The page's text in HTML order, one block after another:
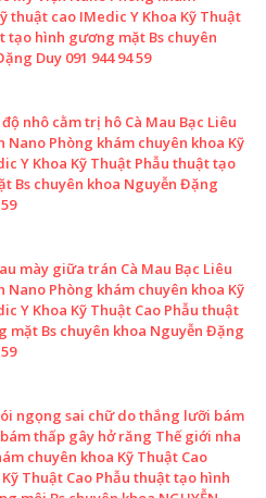
thuật cao IMedic Y Khoa Kỹ Thuật
tạo hình gương mặt Bs chuyên
Duy 091 944 94 59
nhô cằm trị hô Cà Mau Bạc Liêu
Nano Phòng khám chuyên khoa Kỹ
Y Khoa Kỹ Thuật Phẫu thuật tạo
Bs chuyên khoa Nguyễn Đặng
mày giữa trán Cà Mau Bạc Liêu
Nano Phòng khám chuyên khoa Kỹ
Y Khoa Kỹ Thuật Cao Phẫu thuật
mặt Bs chuyên khoa Nguyễn Đặng
ngọng sai chữ do thắng lưỡi bám
thấp gây hở răng Thế giới nha
chuyên khoa Kỹ Thuật Cao
Thuật Cao Phẫu thuật tạo hình